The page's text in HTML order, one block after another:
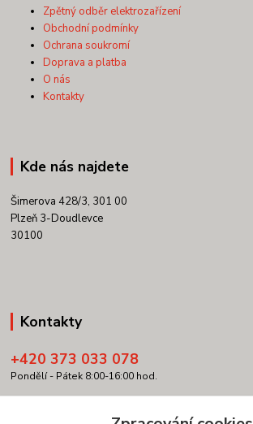
Zpětný odběr elektrozařízení
Obchodní podmínky
Ochrana soukromí
Doprava a platba
O nás
Kontakty
Kde nás najdete
Šimerova 428/3, 301 00
Plzeň 3-Doudlevce
30100
Kontakty
+420 373 033 078
Pondělí - Pátek 8:00-16:00 hod.